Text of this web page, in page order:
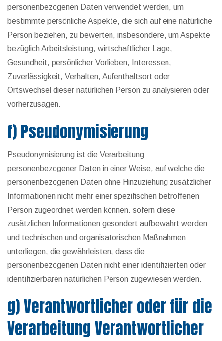
personenbezogenen Daten verwendet werden, um
bestimmte persönliche Aspekte, die sich auf eine natürliche
Person beziehen, zu bewerten, insbesondere, um Aspekte
bezüglich Arbeitsleistung, wirtschaftlicher Lage,
Gesundheit, persönlicher Vorlieben, Interessen,
Zuverlässigkeit, Verhalten, Aufenthaltsort oder
Ortswechsel dieser natürlichen Person zu analysieren oder
vorherzusagen.
f) Pseudonymisierung
Pseudonymisierung ist die Verarbeitung
personenbezogener Daten in einer Weise, auf welche die
personenbezogenen Daten ohne Hinzuziehung zusätzlicher
Informationen nicht mehr einer spezifischen betroffenen
Person zugeordnet werden können, sofern diese
zusätzlichen Informationen gesondert aufbewahrt werden
und technischen und organisatorischen Maßnahmen
unterliegen, die gewährleisten, dass die
personenbezogenen Daten nicht einer identifizierten oder
identifizierbaren natürlichen Person zugewiesen werden.
g) Verantwortlicher oder für die
Verarbeitung Verantwortlicher